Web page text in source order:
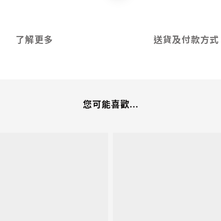
了解更多 送貨及付款方式
您可能喜歡...